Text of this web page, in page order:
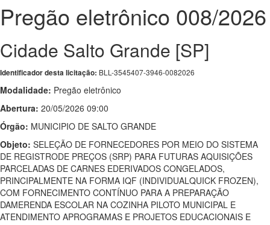
Pregão eletrônico 008/2026
Cidade Salto Grande [SP]
Identificador desta licitação: BLL-3545407-3946-0082026
Modalidade: Pregão eletrônico
Abertura: 20/05/2026 09:00
Órgão: MUNICIPIO DE SALTO GRANDE
Objeto: SELEÇÃO DE FORNECEDORES POR MEIO DO SISTEMA
DE REGISTRODE PREÇOS (SRP) PARA FUTURAS AQUISIÇÕES
PARCELADAS DE CARNES EDERIVADOS CONGELADOS,
PRINCIPALMENTE NA FORMA IQF (INDIVIDUALQUICK FROZEN),
COM FORNECIMENTO CONTÍNUO PARA A PREPARAÇÃO
DAMERENDA ESCOLAR NA COZINHA PILOTO MUNICIPAL E
ATENDIMENTO APROGRAMAS E PROJETOS EDUCACIONAIS E